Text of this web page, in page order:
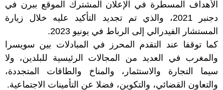
الأهداف المسطرة في الإعلان المشترك الموقع ببرن في
دجنبر 2021، والذي تم تجديد التأكيد عليه خلال زيارة
المستشار الفيدرالي إلى الرباط في يونيو 2023.
كما توقفا عند التقدم المحرز في المبادلات بين سويسرا
والمغرب في العديد من المجالات الرئيسية للبلدين، ولا
سيما التجارة والاستثمار، والمناخ والطاقات المتجددة،
والتعاون القضائي، والتكوين، فضلا عن التأمينات الاجتماعية.